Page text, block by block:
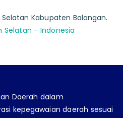
Kabupaten Balangan.
Selatan - Indonesia
Daerah dalam
kepegawaian daerah sesuai